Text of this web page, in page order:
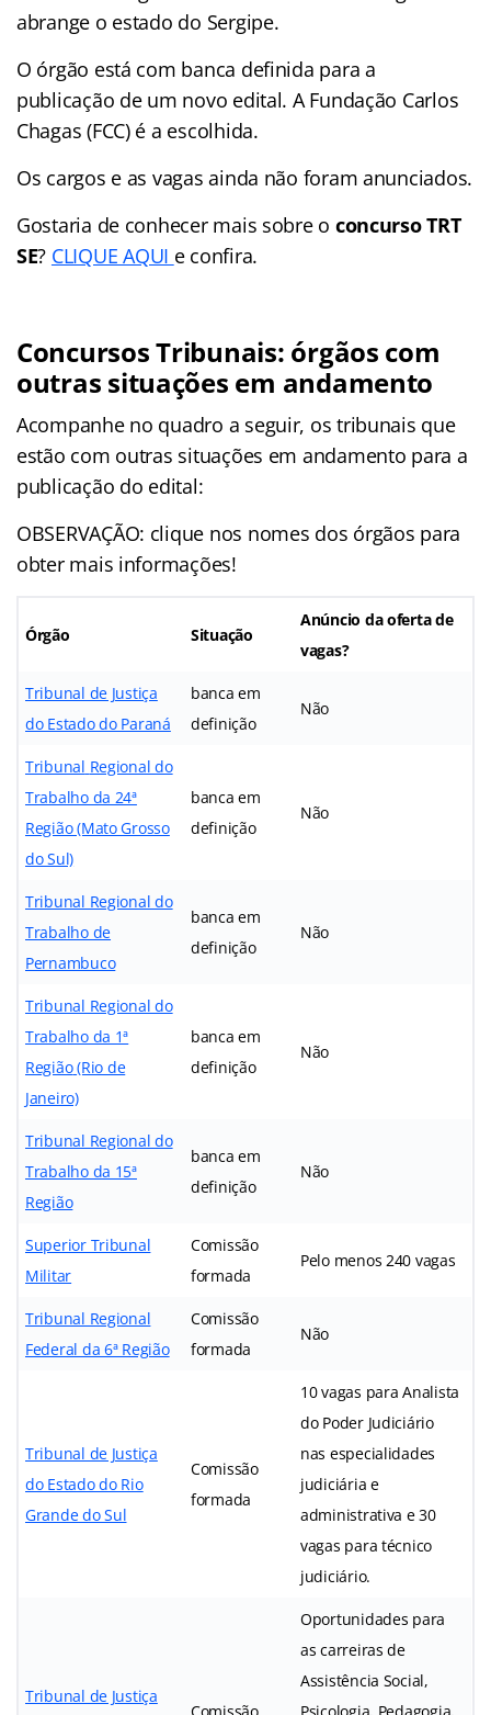
abrange o estado do Sergipe.
O órgão está com banca definida para a
publicação de um novo edital. A Fundação Carlos
Chagas (FCC) é a escolhida.
Os cargos e as vagas ainda não foram anunciados.
Gostaria de conhecer mais sobre o concursoTRT
SE? CLIQUE AQUI e confira.
Concursos Tribunais: órgãos com
outras situações em andamento
Acompanhe no quadro a seguir, os tribunais que
estão com outras situações em andamento para a
publicação do edital:
OBSERVAÇÃO: clique nos nomes dos órgãos para
obter mais informações!
Órgão Situação
Anúncio da oferta de
vagas?
Tribunal de Justiça
do Estado do Paraná
banca em
definição
Não
Tribunal Regional do
Trabalho da 24ª
Região (Mato Grosso
do Sul)
banca em
definição
Não
Tribunal Regional do
Trabalho de
Pernambuco
banca em
definição
Não
Tribunal Regional do
Trabalho da 1ª
Região(Rio de
Janeiro)
banca em
definição
Não
Tribunal Regional do
Trabalho da 15ª
Região
banca em
definição
Não
Superior Tribunal
Militar
Comissão
formada
Pelo menos 240 vagas
Tribunal Regional
Federal da 6ª Região
Comissão
formada
Não
Tribunal de Justiça
do Estado do Rio
Grande do Sul
Comissão
formada
10 vagas para Analista
do Poder Judiciário
nas especialidades
judiciária e
administrativa e 30
vagas para técnico
judiciário.
Tribunal de Justiça
Comissão
Oportunidades para
as carreiras de
Assistência Social,
Psicologia, Pedagogia,